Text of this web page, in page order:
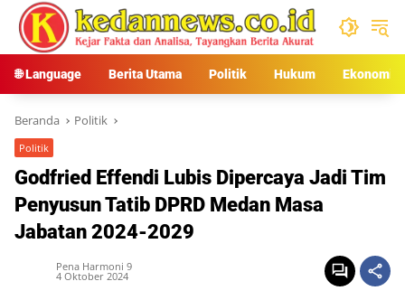
Langsung
konten
🌐 Language Berita Utama Politik Hukum Ekonomi
Beranda Politik
Politik
Godfried Effendi Lubis Dipercaya Jadi Tim
Penyusun Tatib DPRD Medan Masa
Jabatan 2024-2029
Pena Harmoni 9
4 Oktober 2024